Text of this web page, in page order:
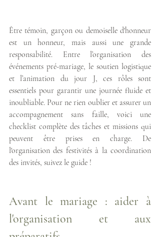
Être témoin, garçon ou demoiselle d'honneur
est un honneur, mais aussi une grande
responsabilité. Entre l’organisation des
événements pré-mariage, le soutien logistique
et l’animation du jour J, ces rôles sont
essentiels pour garantir une journée fluide et
inoubliable. Pour ne rien oublier et assurer un
accompagnement sans faille, voici une
checklist complète des tâches et missions qui
peuvent être prises en charge. De
l'organisation des festivités à la coordination
des invités, suivez le guide !
Avant le mariage : aider à
l'organisation et aux